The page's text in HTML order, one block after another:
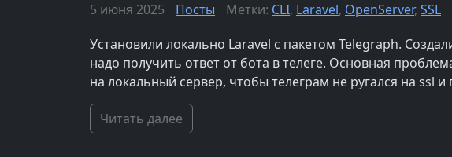
5 июня 2025 Посты Метки: CLI, Laravel, OpenServer, SSL
Установили локально Laravel с пакетом Telegraph.
надо получить ответ от бота в телеге. Основная
на локальный сервер, чтобы телеграм не ругался на ssl
Читать далее